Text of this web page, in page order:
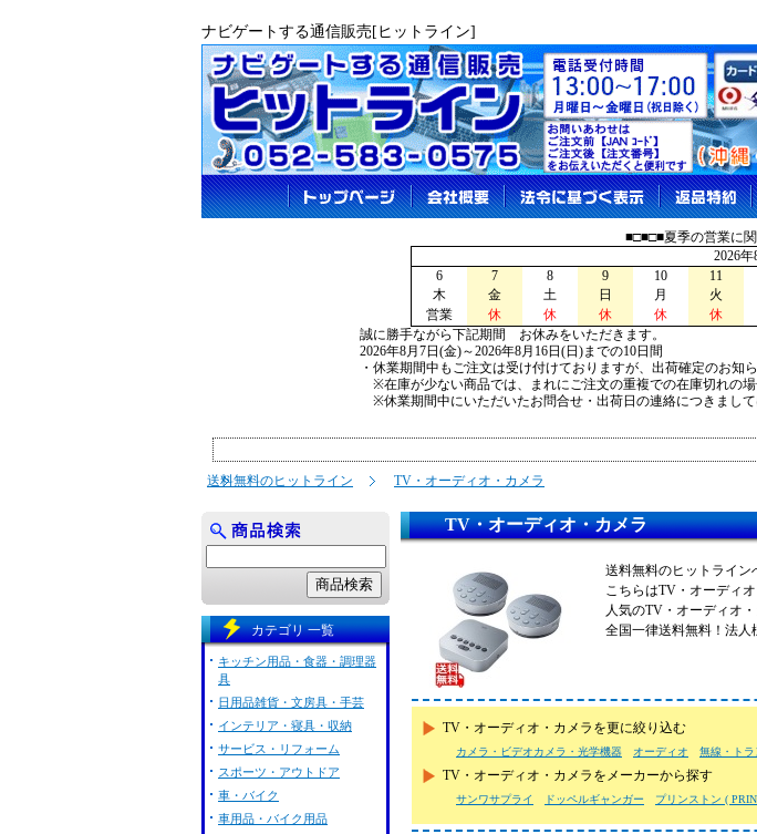
ナビゲートする通信販売[ヒットライン]
■□■□■夏季の営業に
2026年
6
7 8 9 10 11
木
金 土 日 月 火
営業
休 休 休 休 休
誠に勝手ながら下記期間 お休みをいただきます。
2026年8月7日(金)～2026年8月16日(日)までの10日間
・休業期間中もご注文は受け付けておりますが、出荷確定のお知
※在庫が少ない商品では、まれにご注文の重複での在庫切れの場
※休業期間中にいただいたお問合せ・出荷日の連絡につきまし
送料無料のヒットライン TV・オーディオ・カメラ
TV・オーディオ・カメラ
送料無料のヒットライン
こちらはTV・オーディ
人気のTV・オーディオ
全国一律送料無料！法人
TV・オーディオ・カメラを更に絞り込む
カメラ・ビデオカメラ・光学機器 オーディオ 無線・トラ
TV・オーディオ・カメラをメーカーから探す
サンワサプライ ドッペルギャンガー プリンストン (
カテゴリ 一覧
キッチン用品・食器・調理器
具
日用品雑貨・文房具・手芸
インテリア・寝具・収納
サービス・リフォーム
スポーツ・アウトドア
車・バイク
車用品・バイク用品